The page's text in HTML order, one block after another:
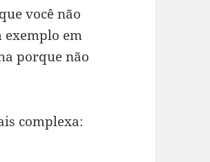
você não
exemplo em
porque não
complexa: